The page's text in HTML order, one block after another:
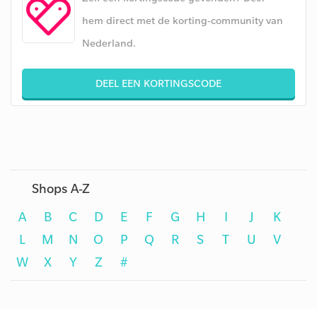
hem direct met de korting-community van
Nederland.
DEEL EEN KORTINGSCODE
Shops A-Z
A
B C D E F G H I J
K
L
M N O P Q R S T U
V
W
X Y Z #